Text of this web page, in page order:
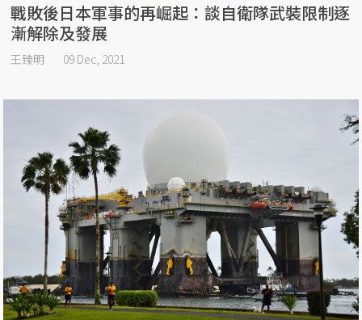
戰敗後日本軍事的再崛起：談自衛隊武裝限制逐
漸解除及發展
王臻明 09 Dec, 2021